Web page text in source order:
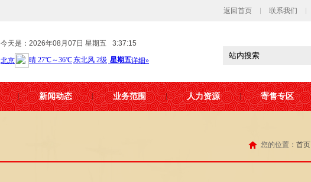
返回首页 联系我们
今天是：2026年08月07日 星期五 3:37:15
新闻动态 业务范围 人力资源 寄售专区
您的位置： 首页